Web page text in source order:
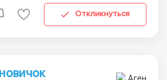
Откликнуться